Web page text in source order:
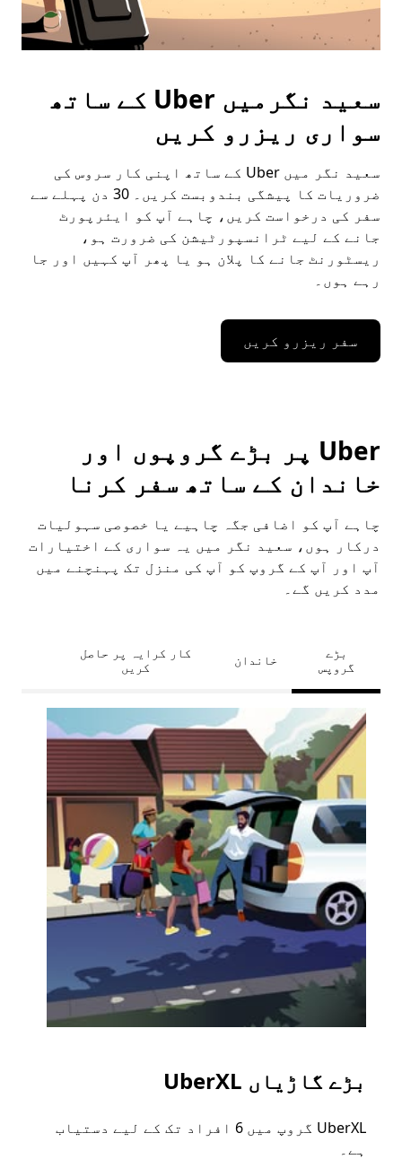
سعید نگرمیں Uber کے ساتھ
سواری ریزرو کریں
سعید نگر میں Uber کے ساتھ اپنی کار سروس کی
ضروریات کا پیشگی بندوبست کریں۔ 30 دن پہلے سے
سفر کی درخواست کریں، چاہے آپ کو ایئرپورٹ
جانے کے لیے ٹرانسپورٹیشن کی ضرورت ہو،
ریسٹورنٹ جانے کا پلان ہو یا پھر آپ کہیں اور جا
رہے ہوں۔
سفر ریزرو کریں
Uber پر بڑے گروپوں اور
خاندان کے ساتھ سفر کرنا
چاہے آپ کو اضافی جگہ چاہیے یا خصوصی سہولیات
درکار ہوں، سعید نگر میں یہ سواری کے اختیارات
آپ اور آپ کے گروپ کو آپ کی منزل تک پہنچنے میں
مدد کریں گے۔
بڑے
گروپس
خاندان
کار کرایہ پر حاصل
کریں
بڑے گاڑیاں UberXL
UberXL گروپ میں 6 افراد تک کے لیے دستیاب
ہے۔